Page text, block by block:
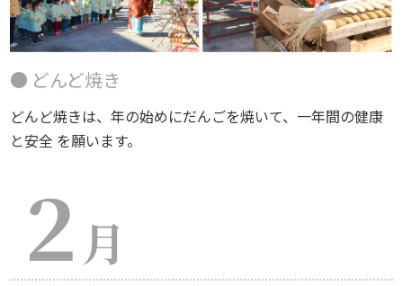
● どんど焼き
どんど焼きは、年の始めにだんごを焼いて、一年間の健康
と安全 を願います。
２ 月